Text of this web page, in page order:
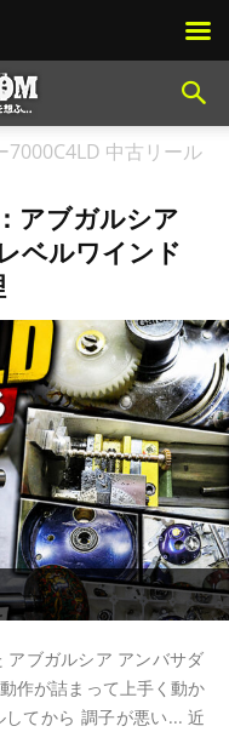
7000C4LD 中古リール
アブガルシア
ベルワインド
アブガルシア アンバサダ
作が詰まって上手く動か
てから 調子が悪い... 近